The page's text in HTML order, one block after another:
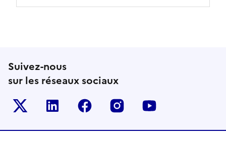
Suivez-nous
sur les réseaux sociaux
Le ministère sur Twitter
Le ministère sur LinkedIn
Le ministère sur Facebook
Le ministère sur